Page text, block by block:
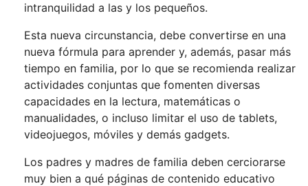
intranquilidad a las y los pequeños.
Esta nueva circunstancia, debe convertirse en una
nueva fórmula para aprender y, además, pasar más
tiempo en familia, por lo que se recomienda realizar
actividades conjuntas que fomenten diversas
capacidades en la lectura, matemáticas o
manualidades, o incluso limitar el uso de tablets,
videojuegos, móviles y demás gadgets.
Los padres y madres de familia deben cerciorarse
muy bien a qué páginas de contenido educativo